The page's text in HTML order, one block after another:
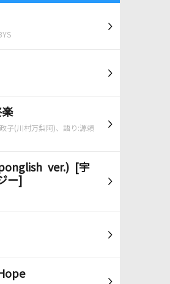
子(川村万梨阿)、語り:源頼
ver.) [宇
ー]